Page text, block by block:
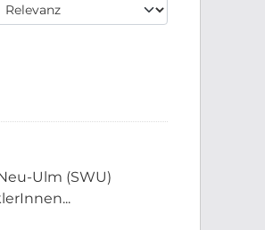
Ulm (SWU)